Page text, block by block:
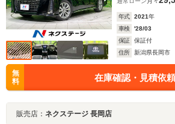
年式 2021年
車検
'28/03
保証
保証付
住所
新潟県長岡市
無
料
在庫確認・見積依頼
販売店： ネクステージ 長岡店